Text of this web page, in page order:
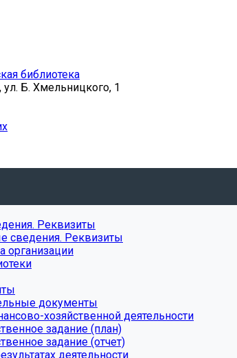
библиотека
Б. Хмельницкого, 1
Реквизиты
сведения. Реквизиты
организации
документы
хозяйственной деятельности
задание (план)
задание (отчет)
деятельности